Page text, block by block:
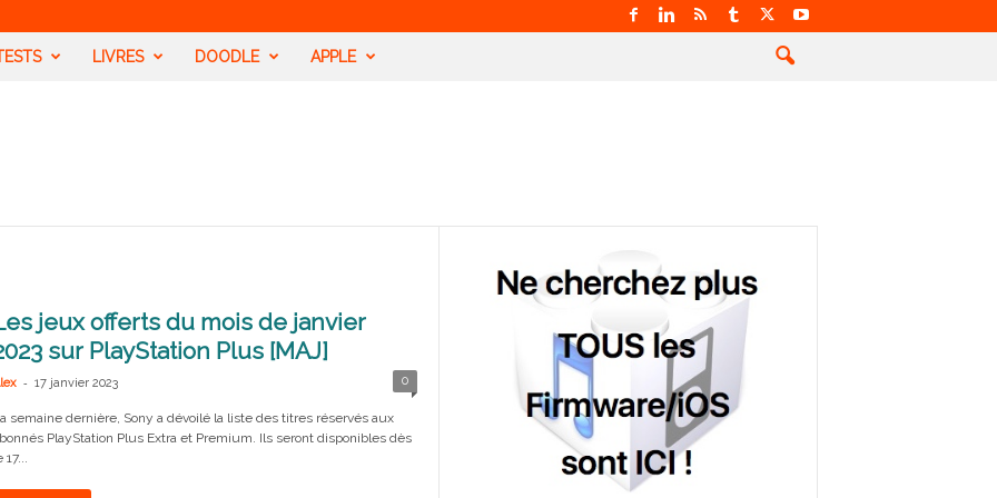
LIVRES DOODLE APPLE
jeux offerts du mois de janvier
sur PlayStation Plus [MAJ]
- 17 janvier 2023 0
semaine dernière, Sony a dévoilé la liste des titres réservés aux
PlayStation Plus Extra et Premium. Ils seront disponibles dès
17...